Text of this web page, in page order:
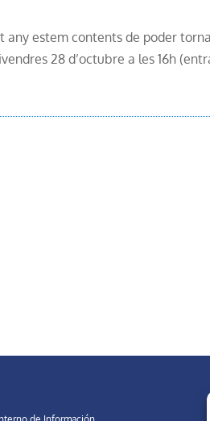
any estem contents de poder
28 d’octubre a les 16h
de Información